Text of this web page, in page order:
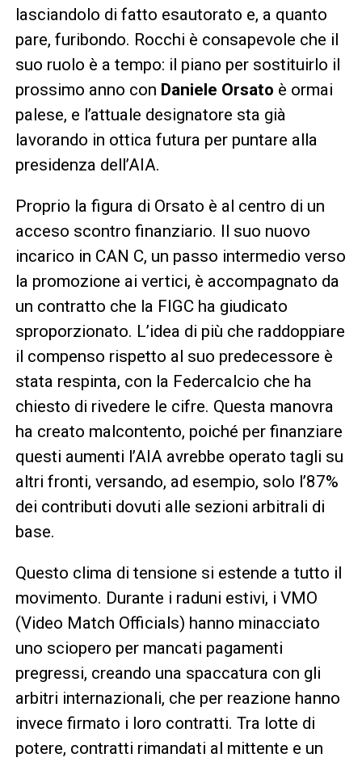
lasciandolo di fatto esautorato e, a quanto
pare, furibondo. Rocchi è consapevole che il
suo ruolo è a tempo: il piano per sostituirlo il
prossimo anno con Daniele Orsato è ormai
palese, e l’attuale designatore sta già
lavorando in ottica futura per puntare alla
presidenza dell’AIA.
Proprio la figura di Orsato è al centro di un
acceso scontro finanziario. Il suo nuovo
incarico in CAN C, un passo intermedio verso
la promozione ai vertici, è accompagnato da
un contratto che la FIGC ha giudicato
sproporzionato. L’idea di più che raddoppiare
il compenso rispetto al suo predecessore è
stata respinta, con la Federcalcio che ha
chiesto di rivedere le cifre. Questa manovra
ha creato malcontento, poiché per finanziare
questi aumenti l’AIA avrebbe operato tagli su
altri fronti, versando, ad esempio, solo l’87%
dei contributi dovuti alle sezioni arbitrali di
base.
Questo clima di tensione si estende a tutto il
movimento. Durante i raduni estivi, i VMO
(Video Match Officials) hanno minacciato
uno sciopero per mancati pagamenti
pregressi, creando una spaccatura con gli
arbitri internazionali, che per reazione hanno
invece firmato i loro contratti. Tra lotte di
potere, contratti rimandati al mittente e un